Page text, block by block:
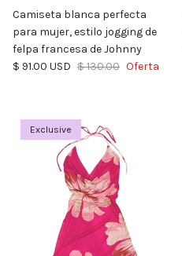
Camiseta blanca perfecta
para mujer, estilo jogging de
felpa francesa de Johnny
Precio de venta
$ 91.00 USD Precio normal
$ 130.00 Oferta
Exclusive